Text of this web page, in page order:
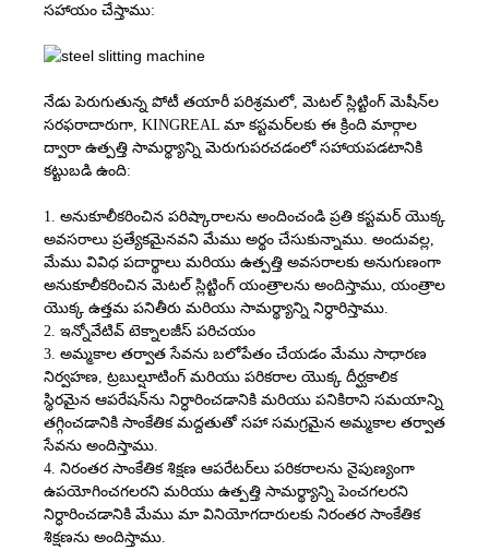
సహాయం చేస్తాము:
నేడు పెరుగుతున్న పోటీ తయారీ పరిశ్రమలో, మెటల్ స్లిట్టింగ్ మెషీన్‌ల
సరఫరాదారుగా, KINGREAL మా కస్టమర్‌లకు ఈ క్రింది మార్గాల
ద్వారా ఉత్పత్తి సామర్థ్యాన్ని మెరుగుపరచడంలో సహాయపడటానికి
కట్టుబడి ఉంది:
1. అనుకూలీకరించిన పరిష్కారాలను అందించండి ప్రతి కస్టమర్ యొక్క
అవసరాలు ప్రత్యేకమైనవని మేము అర్థం చేసుకున్నాము. అందువల్ల,
మేము వివిధ పదార్థాలు మరియు ఉత్పత్తి అవసరాలకు అనుగుణంగా
అనుకూలీకరించిన మెటల్ స్లిట్టింగ్ యంత్రాలను అందిస్తాము, యంత్రాల
యొక్క ఉత్తమ పనితీరు మరియు సామర్థ్యాన్ని నిర్ధారిస్తాము.
2. ఇన్నోవేటివ్ టెక్నాలజీస్ పరిచయం
3. అమ్మకాల తర్వాత సేవను బలోపేతం చేయడం మేము సాధారణ
నిర్వహణ, ట్రబుల్షూటింగ్ మరియు పరికరాల యొక్క దీర్ఘకాలిక
స్థిరమైన ఆపరేషన్‌ను నిర్ధారించడానికి మరియు పనికిరాని సమయాన్ని
తగ్గించడానికి సాంకేతిక మద్దతుతో సహా సమగ్రమైన అమ్మకాల తర్వాత
సేవను అందిస్తాము.
4. నిరంతర సాంకేతిక శిక్షణ ఆపరేటర్‌లు పరికరాలను నైపుణ్యంగా
ఉపయోగించగలరని మరియు ఉత్పత్తి సామర్థ్యాన్ని పెంచగలరని
నిర్ధారించడానికి మేము మా వినియోగదారులకు నిరంతర సాంకేతిక
శిక్షణను అందిస్తాము.